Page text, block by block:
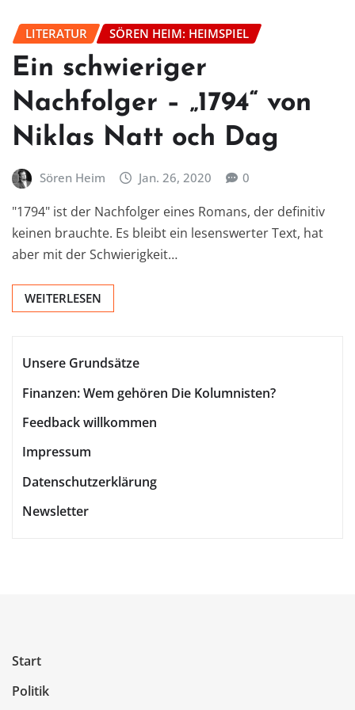
LITERATUR SÖREN HEIM: HEIMSPIEL
Ein schwieriger
Nachfolger – „1794“ von
Niklas Natt och Dag
Sören Heim Jan. 26, 2020 0
"1794" ist der Nachfolger eines Romans, der definitiv
keinen brauchte. Es bleibt ein lesenswerter Text, hat
aber mit der Schwierigkeit…
WEITERLESEN
Unsere Grundsätze
Finanzen: Wem gehören Die Kolumnisten?
Feedback willkommen
Impressum
Datenschutzerklärung
Newsletter
Start
Politik